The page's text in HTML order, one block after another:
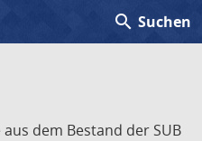
search Suchen
dem Bestand der SUB